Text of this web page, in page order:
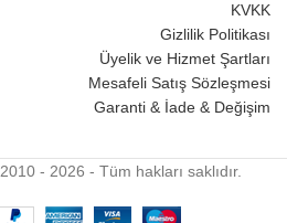
KVKK
Gizlilik Politikası
Üyelik ve Hizmet Şartları
Mesafeli Satış Sözleşmesi
Garanti & İade & Değişim
- 2026 - Tüm hakları saklıdır.